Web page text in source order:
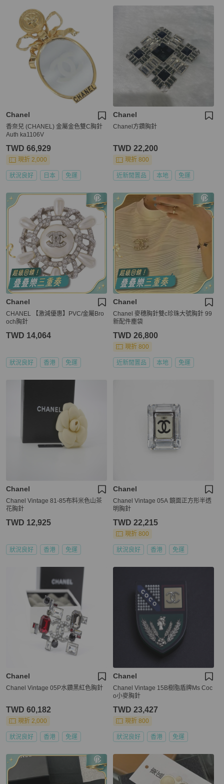
Chanel
香奈兒 (CHANEL) 金屬金色雙C胸針
Auth ka1106V
TWD 66,929
現折 2,000
狀況良好 日本 免運
Chanel
Chanel方鑽胸針
TWD 22,200
現折 800
近新閒置品 本地 免運
Chanel
CHANEL 【激減優惠】PVC/金屬Bro
och胸針
TWD 14,064
狀況良好 香港 免運
Chanel
Chanel 麥穗胸針雙c珍珠大號胸針 99
新配件塵袋
TWD 26,800
現折 800
近新閒置品 本地 免運
Chanel
Chanel Vintage 81-85布料米色山茶
花胸針
TWD 12,925
狀況良好 香港 免運
Chanel
Chanel Vintage 05A 鏡面正方形半透
明胸針
TWD 22,215
現折 800
狀況良好 香港 免運
Chanel
Chanel Vintage 05P水鑽黑紅色胸針
TWD 60,182
現折 2,000
狀況良好 香港 免運
Chanel
Chanel Vintage 15B樹脂盾牌Ms Coc
o小麥胸針
TWD 23,427
現折 800
狀況良好 香港 免運